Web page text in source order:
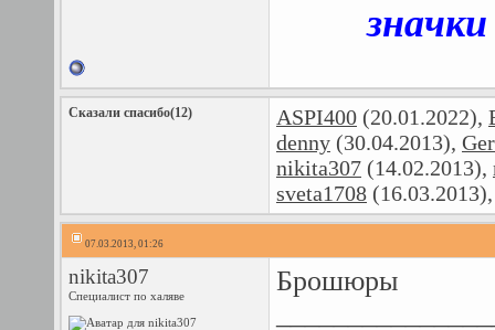
Сказали спасибо(12) ASPI400 (20.01.2022),
denny (30.04.2013),
nikita307 (14.02.2013),
sveta1708
07.03.2013, 01:26
nikita307
Специалист по халяве
Брошюры